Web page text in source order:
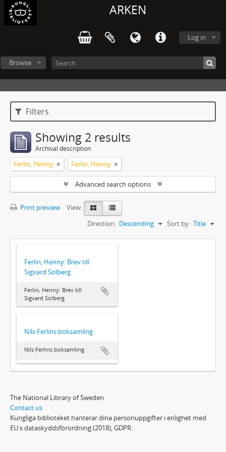
ARKEN
Log in
Browse
Filters
Showing 2 results
Archival description
Ferlin, Henny Ferlin, Henny
Advanced search options
Print preview
View:
Sort by: Title
Direction: Descending
Ferlin, Henny: Brev till
Sigvard Solberg
Ferlin, Henny: Brev till
Sigvard Solberg
Nils Ferlins boksamling
Nils Ferlins boksamling
The National Library of Sweden
Contact us
Kungliga biblioteket hanterar dina personuppgifter i enlighet med
EU:s dataskyddsförordning (2018), GDPR.